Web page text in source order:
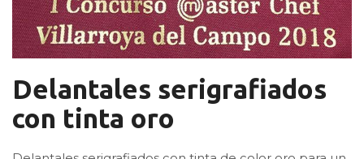
Delantales serigrafiados
con tinta oro